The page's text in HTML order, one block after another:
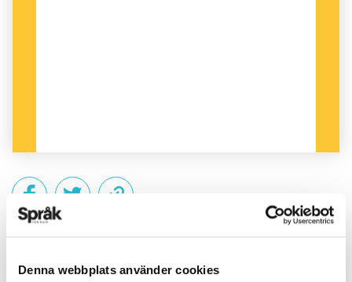
Denna webbplats använder cookies
PUBLICERAD 2015-03-23